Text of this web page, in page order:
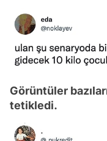
Görüntüler
tetikledi.